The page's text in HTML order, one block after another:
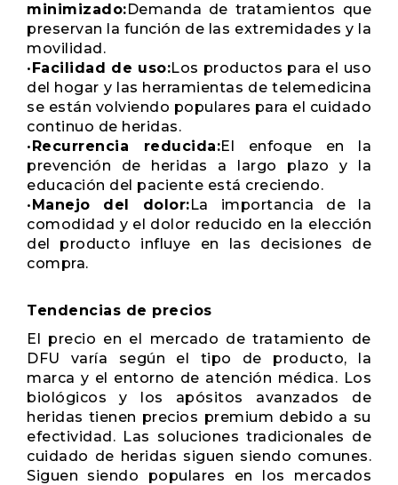
minimizado:Demanda de tratamientos que
preservan la función de las extremidades y la
movilidad.
•Facilidad de uso:Los productos para el uso
del hogar y las herramientas de telemedicina
se están volviendo populares para el cuidado
continuo de heridas.
•Recurrencia reducida:El enfoque en la
prevención de heridas a largo plazo y la
educación del paciente está creciendo.
•Manejo del dolor:La importancia de la
comodidad y el dolor reducido en la elección
del producto influye en las decisiones de
compra.
Tendencias de precios
El precio en el mercado de tratamiento de
DFU varía según el tipo de producto, la
marca y el entorno de atención médica. Los
biológicos y los apósitos avanzados de
heridas tienen precios premium debido a su
efectividad. Las soluciones tradicionales de
cuidado de heridas siguen siendo comunes.
Siguen siendo populares en los mercados